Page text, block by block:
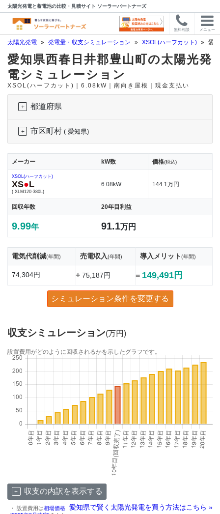
太陽光発電と蓄電池の比較・見積サイト ソーラーパートナーズ
無料相談 メニュー
太陽光発電 » 発電量・収支シミュレーション » XSOL(ハーフカット) » 愛
愛知県西春日井郡豊山町の太陽光発
電シミュレーション
XSOL(ハーフカット)｜6.08kW｜南向き屋根｜現金支払い
都道府県
市区町村 ( 愛知県)
メーカー kW数 価格(税込)
XSOL(ハーフカット)
XS●L
( XLM120-380L)
6.08kW 144.1万円
回収年数 20年目利益
9.99年 91.1万円
電気代削減(年間) 売電収入(年間) 導入メリット(年間)
74,304円 +75,187円 = 149,491円
シミュレーション条件を変更する
収支シミュレーション(万円)
設置費用がどのように回収されるかを示したグラフです。
収支の内訳を表示する
愛知県で賢く太陽光発電を買う方法はこちら »
・ 設置費用は相場価格